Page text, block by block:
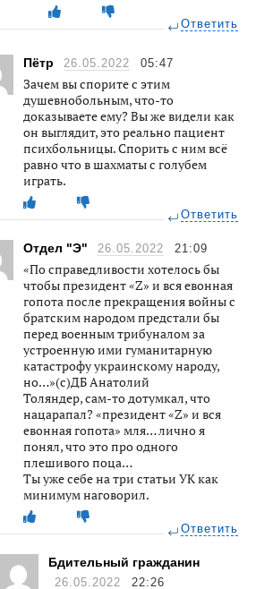
Ответить
Пётр 26.05.2022 05:47
Зачем вы спорите с этим
душевнобольным, что-то
доказываете ему? Вы же видели как
он выглядит, это реально пациент
психбольницы. Спорить с ним всё
равно что в шахматы с голубем
играть.
Ответить
Отдел "Э" 26.05.2022 21:09
«По справедливости хотелось бы
чтобы президент «Z» и вся евонная
гопота после прекращения войны с
братским народом предстали бы
перед военным трибуналом за
устроенную ими гуманитарную
катастрофу украинскому народу,
но…»(с)ДБ Анатолий
Толяндер, сам-то дотумкал, что
нацарапал? «президент «Z» и вся
евонная гопота» мля… лично я
понял, что это про одного
плешивого поца…
Ты уже себе на три статьи УК как
минимум наговорил.
Ответить
Бдительный гражданин
26.05.2022 22:26